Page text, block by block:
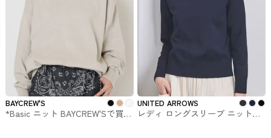
BAYCREW'S
*Basic ニット BAYCREW'Sで買え
UNITED ARROWS
レディ ロングスリーブ ニット